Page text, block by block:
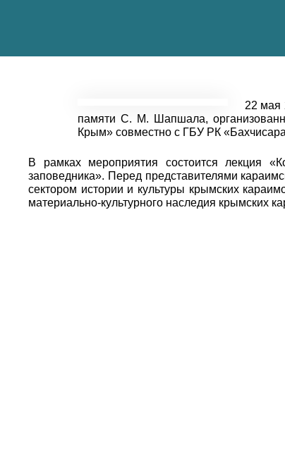
22 мая
памяти С. М. Шапшала,
Крым» совместно с ГБУ РК
В рамках мероприятия состоится лекция
заповедника». Перед представителями
сектором истории и культуры крымских
материально-культурного наследия крымских